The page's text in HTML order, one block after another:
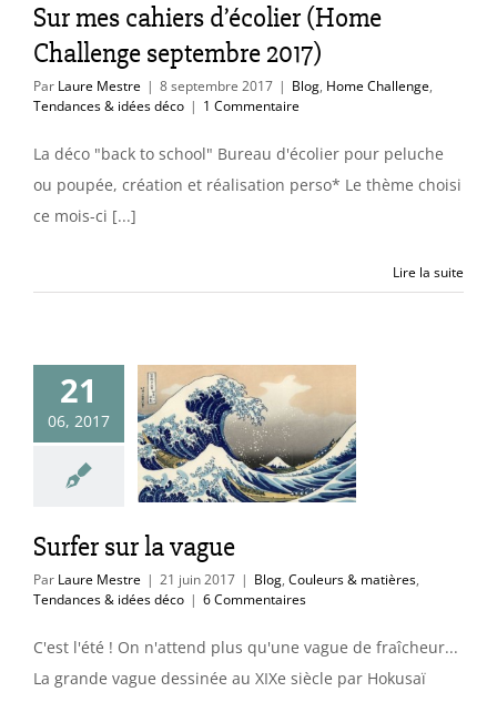
& idées déco
Sur mes cahiers d’écolier (Home
Challenge septembre 2017)
Par Laure Mestre | 8 septembre 2017 | Blog, Home Challenge,
Tendances & idées déco | 1 Commentaire
La déco "back to school" Bureau d'écolier pour peluche
ou poupée, création et réalisation perso* Le thème choisi
ce mois-ci [...]
Lire la suite
21
06, 2017
la vague
& matières
& idées déco
Surfer sur la vague
Par Laure Mestre | 21 juin 2017 | Blog, Couleurs & matières,
Tendances & idées déco | 6 Commentaires
C'est l'été ! On n'attend plus qu'une vague de fraîcheur...
La grande vague dessinée au XIXe siècle par Hokusaï